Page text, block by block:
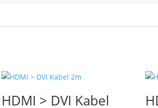
HDMI > DVI Kabel